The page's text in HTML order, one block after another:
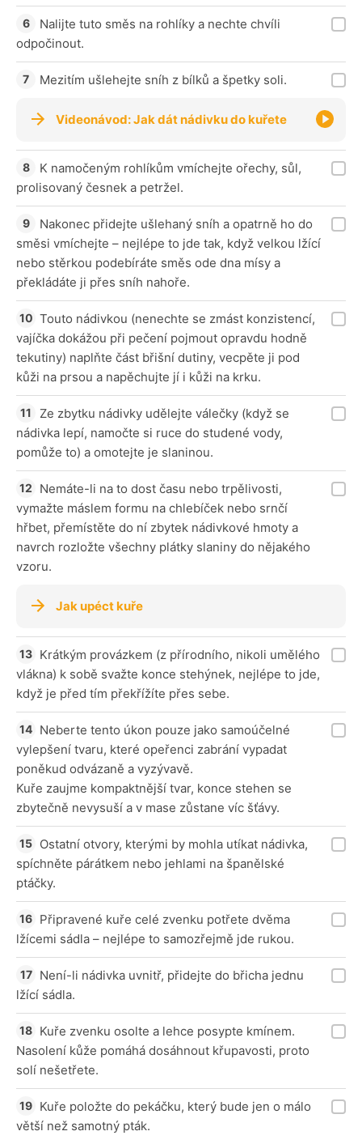
Nalijte tuto směs na rohlíky a nechte chvíli
odpočinout.
Mezitím ušlehejte sníh z bílků a špetky soli.
Videonávod: Jak dát nádivku do kuřete
K namočeným rohlíkům vmíchejte ořechy, sůl,
prolisovaný česnek a petržel.
Nakonec přidejte ušlehaný sníh a opatrně ho do
směsi vmíchejte – nejlépe to jde tak, když velkou lžící
nebo stěrkou podebíráte směs ode dna mísy a
překládáte ji přes sníh nahoře.
Touto nádivkou (nenechte se zmást konzistencí,
vajíčka dokážou při pečení pojmout opravdu hodně
tekutiny) naplňte část břišní dutiny, vecpěte ji pod
kůži na prsou a napěchujte jí i kůži na krku.
Ze zbytku nádivky udělejte válečky (když se
nádivka lepí, namočte si ruce do studené vody,
pomůže to) a omotejte je slaninou.
Nemáte-li na to dost času nebo trpělivosti,
vymažte máslem formu na chlebíček nebo srnčí
hřbet, přemístěte do ní zbytek nádivkové hmoty a
navrch rozložte všechny plátky slaniny do nějakého
vzoru.
Jak upéct kuře
Krátkým provázkem (z přírodního, nikoli umělého
vlákna) k sobě svažte konce stehýnek, nejlépe to jde,
když je před tím překřížíte přes sebe.
Neberte tento úkon pouze jako samoúčelné
vylepšení tvaru, které opeřenci zabrání vypadat
poněkud odvázaně a vyzývavě.
Kuře zaujme kompaktnější tvar, konce stehen se
zbytečně nevysuší a v mase zůstane víc šťávy.
Ostatní otvory, kterými by mohla utíkat nádivka,
spíchněte párátkem nebo jehlami na španělské
ptáčky.
Připravené kuře celé zvenku potřete dvěma
lžícemi sádla – nejlépe to samozřejmě jde rukou.
Není-li nádivka uvnitř, přidejte do břicha jednu
lžící sádla.
Kuře zvenku osolte a lehce posypte kmínem.
Nasolení kůže pomáhá dosáhnout křupavosti, proto
solí nešetřete.
Kuře položte do pekáčku, který bude jen o málo
větší než samotný pták.